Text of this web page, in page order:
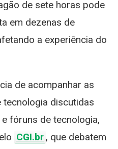
de sete horas pode
em dezenas de
a experiência do
de acompanhar as
tecnologia discutidas
fóruns de tecnologia,
CGI.br , que debatem